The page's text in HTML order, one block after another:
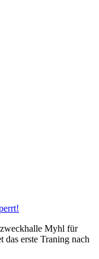
Myhl für
das erste Traning nach